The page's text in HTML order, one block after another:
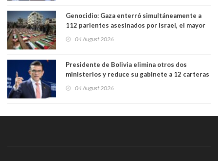
Genocidio: Gaza enterró simultáneamente a
112 parientes asesinados por Israel, el mayor
muertos figuran 44 niños y nueve ancianos
04 August 2026
Presidente de Bolivia elimina otros dos
ministerios y reduce su gabinete a 12 carteras
04 August 2026